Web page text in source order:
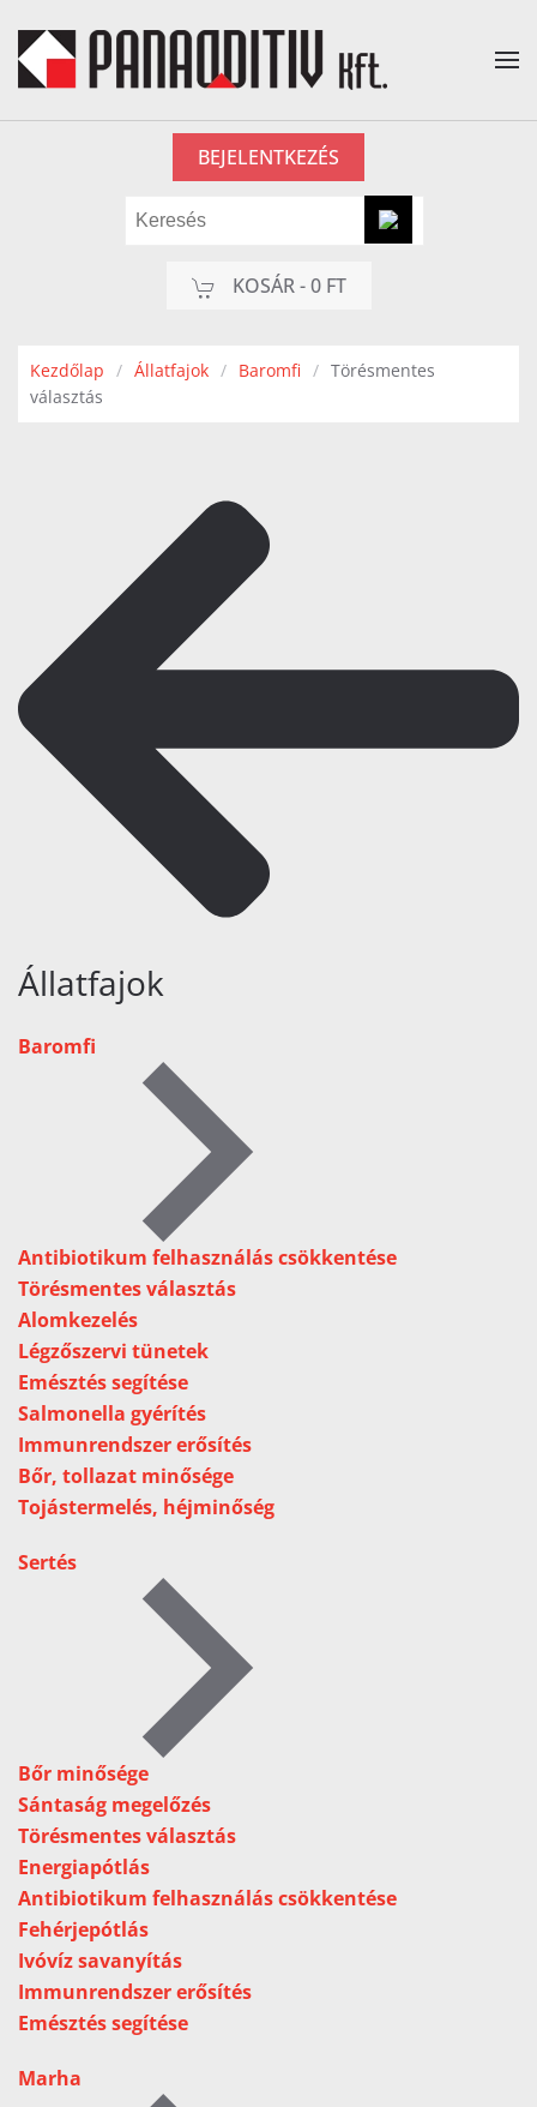
Fő tartalom átugrása
BEJELENTKEZÉS
KOSÁR -0 FT
Kezdőlap Állatfajok Baromfi
Törésmentes
választás
Állatfajok
Baromfi
Antibiotikum felhasználás csökkentése
Törésmentes választás
Alomkezelés
Légzőszervi tünetek
Emésztés segítése
Salmonella gyérítés
Immunrendszer erősítés
Bőr, tollazat minősége
Tojástermelés, héjminőség
Sertés
Bőr minősége
Sántaság megelőzés
Törésmentes választás
Energiapótlás
Antibiotikum felhasználás csökkentése
Fehérjepótlás
Ivóvíz savanyítás
Immunrendszer erősítés
Emésztés segítése
Marha